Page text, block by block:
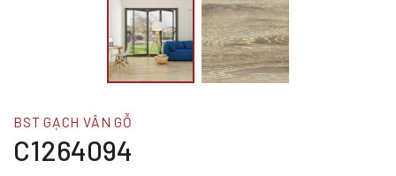
BST GẠCH VÂN GỖ
C1264094